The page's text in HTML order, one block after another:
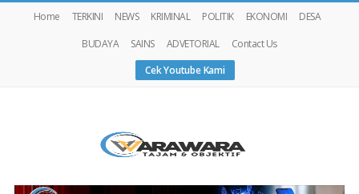
Home TERKINI NEWS KRIMINAL POLITIK EKONOMI
DESA
BUDAYA
SAINS ADVETORIAL
Contact Us
Cek Youtube Kami